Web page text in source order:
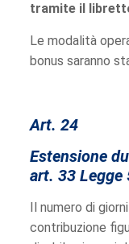
tramite il
Le modalità
bonus saranno
Art. 24
Estensione
art. 33 Legge
Il numero di
contribuzione